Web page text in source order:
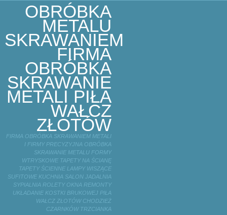
OBRÓBKA
METALU
SKRAWANIEM
FIRMA
OBRÓBKA
SKRAWANIE
METALI PIŁA
WAŁCZ
ZŁOTÓW
FIRMA OBRÓBKA SKRAWANIEM METALI
I FIRMY PRECYZYJNA OBRÓBKA
SKRAWANIE METALU FORMY
WTRYSKOWE TAPETY NA ŚCIANĘ
TAPETY ŚCIENNE LAMPY WISZĄCE
SUFITOWE KUCHNIA SALON JADALNIA
SYPIALNIA ROLETY OKNA REMONTY
UKŁADANIE KOSTKI BRUKOWEJ PIŁA
WAŁCZ ZŁOTÓW CHODZIEŻ
CZARNKÓW TRZCIANKA